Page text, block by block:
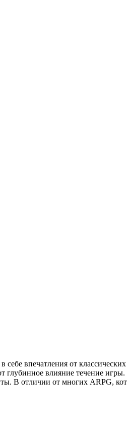
впечатления от
влияние течение игры.
В отличии от многих ARPG,